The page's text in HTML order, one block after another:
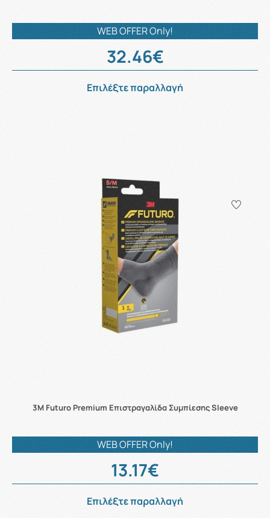
WEB OFFER Only!
32.46€
Επιλέξτε παραλλαγή
3M Futuro Premium Επιστραγαλίδα Συμπίεσης Sleeve
WEB OFFER Only!
13.17€
Επιλέξτε παραλλαγή